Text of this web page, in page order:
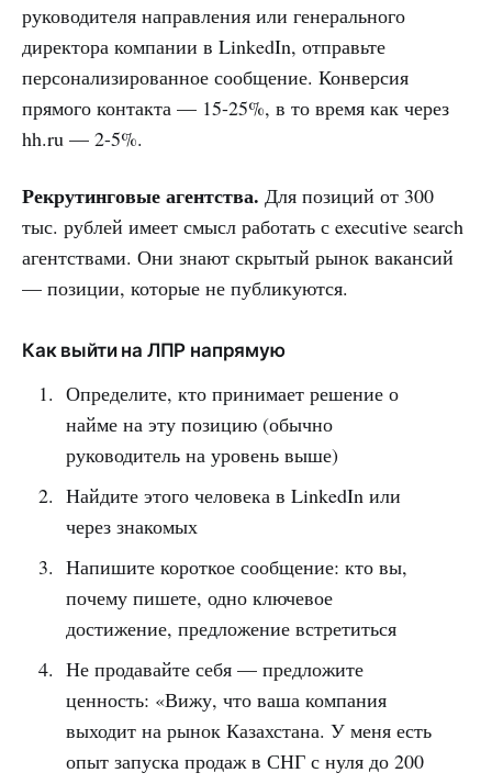
руководителя направления или генерального
директора компании в LinkedIn, отправьте
персонализированное сообщение. Конверсия
прямого контакта — 15-25%, в то время как через
hh.ru — 2-5%.
Рекрутинговые агентства. Для позиций от 300
тыс. рублей имеет смысл работать с executive search
агентствами. Они знают скрытый рынок вакансий
— позиции, которые не публикуются.
Как выйти на ЛПР напрямую
Определите, кто принимает решение о
найме на эту позицию (обычно
руководитель на уровень выше)
Найдите этого человека в LinkedIn или
через знакомых
Напишите короткое сообщение: кто вы,
почему пишете, одно ключевое
достижение, предложение встретиться
Не продавайте себя — предложите
ценность: «Вижу, что ваша компания
выходит на рынок Казахстана. У меня есть
опыт запуска продаж в СНГ с нуля до 200